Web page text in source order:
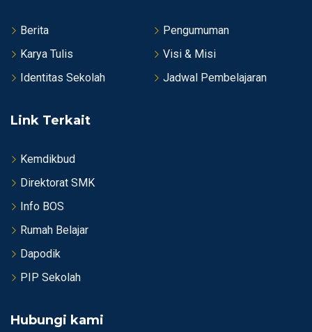
Berita
Pengumuman
Karya Tulis
Visi & Misi
Identitas Sekolah
Jadwal Pembelajaran
Link Terkait
Kemdikbud
Direktorat SMK
Info BOS
Rumah Belajar
Dapodik
PIP Sekolah
Hubungi kami